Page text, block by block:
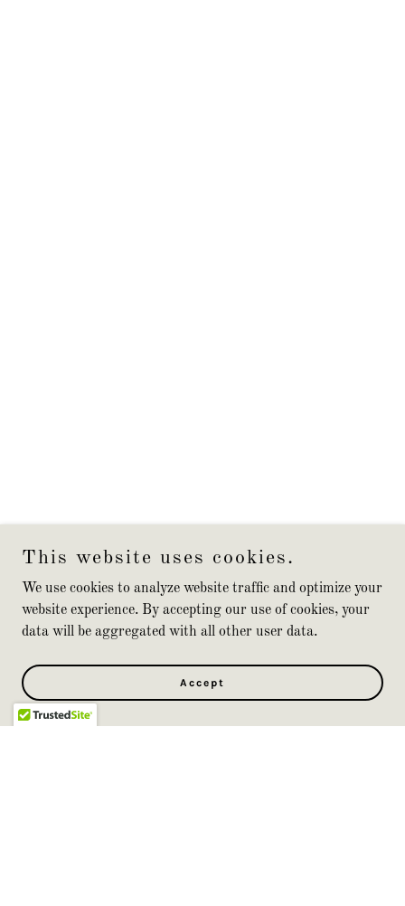
This website uses cookies.
We use cookies to analyze website traffic and optimize your
website experience. By accepting our use of cookies, your
data will be aggregated with all other user data.
Accept